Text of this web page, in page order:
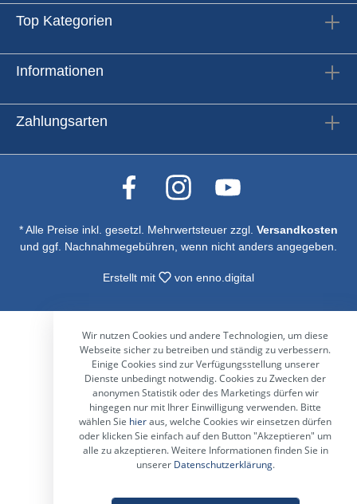
Top Kategorien
Informationen
Zahlungsarten
* Alle Preise inkl. gesetzl. Mehrwertsteuer zzgl. Versandkosten
und ggf. Nachnahmegebühren, wenn nicht anders angegeben.
Erstellt mit vonenno.digital
Wir nutzen Cookies und andere Technologien, um diese
Webseite sicher zu betreiben und ständig zu verbessern.
Einige Cookies sind zur Verfügungsstellung unserer
Dienste unbedingt notwendig. Cookies zu Zwecken der
anonymen Statistik oder des Marketings dürfen wir
hingegen nur mit Ihrer Einwilligung verwenden. Bitte
wählen Sie hieraus, welche Cookies wir einsetzen dürfen
oder klicken Sie einfach auf den Button "Akzeptieren" um
alle zu akzeptieren. Weitere Informationen finden Sie in
unserer Datenschutzerklärung.